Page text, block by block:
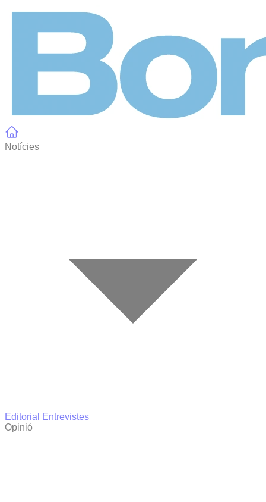
Notícies
Editorial
Entrevistes
Opinió